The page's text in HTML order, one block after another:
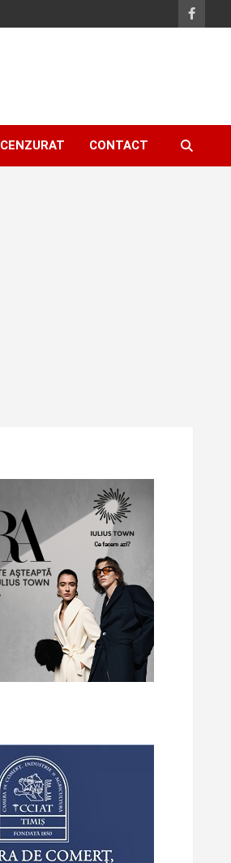
CENZURAT CONTACT